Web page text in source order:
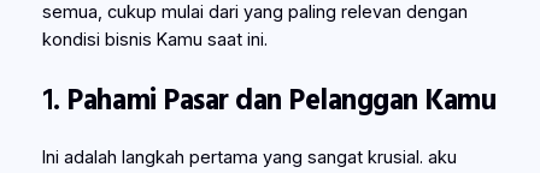
semua, cukup mulai dari yang paling relevan dengan
kondisi bisnis Kamu saat ini.
1. Pahami Pasar dan Pelanggan Kamu
Ini adalah langkah pertama yang sangat krusial. aku